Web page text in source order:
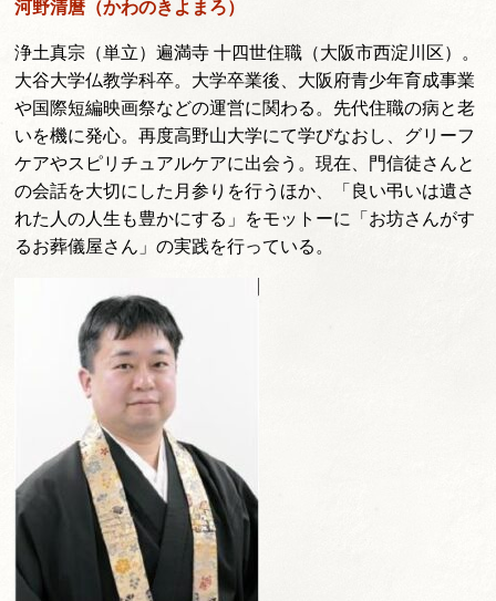
河野清麿（かわのきよまろ）
浄土真宗（単立）遍満寺 十四世住職（大阪市西淀川区）。
大谷大学仏教学科卒。大学卒業後、大阪府青少年育成事業
や国際短編映画祭などの運営に関わる。先代住職の病と老
いを機に発心。再度高野山大学にて学びなおし、グリーフ
ケアやスピリチュアルケアに出会う。現在、門信徒さんと
の会話を大切にした月参りを行うほか、「良い弔いは遺さ
れた人の人生も豊かにする」をモットーに「お坊さんがす
るお葬儀屋さん」の実践を行っている。